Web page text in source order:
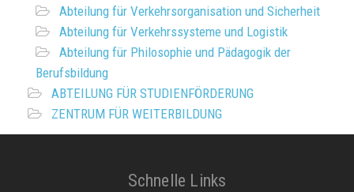
Abteilung für Verkehrsorganisation und Sicherheit
Abteilung für Verkehrssysteme und Logistik
Abteilung für Philosophie und Pädagogik der
Berufsbildung
ABTEILUNG FÜR STUDIENFÖRDERUNG
ZENTRUM FÜR WEITERBILDUNG
Schnelle Links